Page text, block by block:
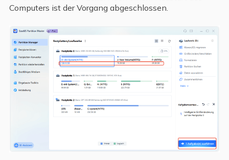
Computers ist der Vorgang abgeschlossen.